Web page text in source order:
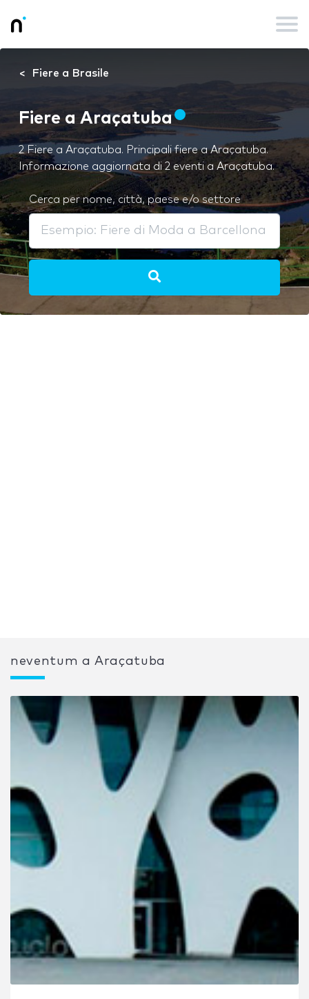
Fiere a Brasile
Fiere a Araçatuba
2 Fiere a Araçatuba. Principali fiere a Araçatuba.
Informazione aggiornata di 2 eventi a Araçatuba.
Cerca per nome, città, paese e/o settore
neventum a Araçatuba